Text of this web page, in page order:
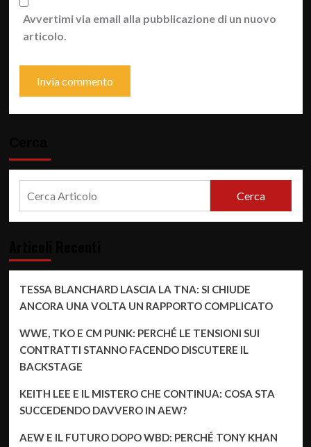
Avvertimi via email alla pubblicazione di un nuovo
articolo.
Cerca
TESSA BLANCHARD LASCIA LA TNA: SI CHIUDE
ANCORA UNA VOLTA UN RAPPORTO COMPLICATO
WWE, TKO E CM PUNK: PERCHÉ LE TENSIONI SUI
CONTRATTI STANNO FACENDO DISCUTERE IL
BACKSTAGE
KEITH LEE E IL MISTERO CHE CONTINUA: COSA STA
SUCCEDENDO DAVVERO IN AEW?
AEW E IL FUTURO DOPO WBD: PERCHÉ TONY KHAN